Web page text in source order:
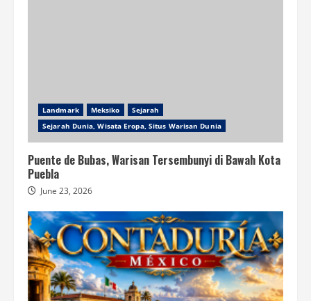
Landmark Meksiko
Sejarah
Sejarah Dunia, Wisata Eropa, Situs Warisan Dunia
Puente de Bubas, Warisan Tersembunyi di Bawah Kota
Puebla
June 23, 2026